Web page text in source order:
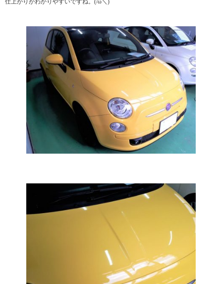
仕上がりがわかりやすいですね。(/ω＼)